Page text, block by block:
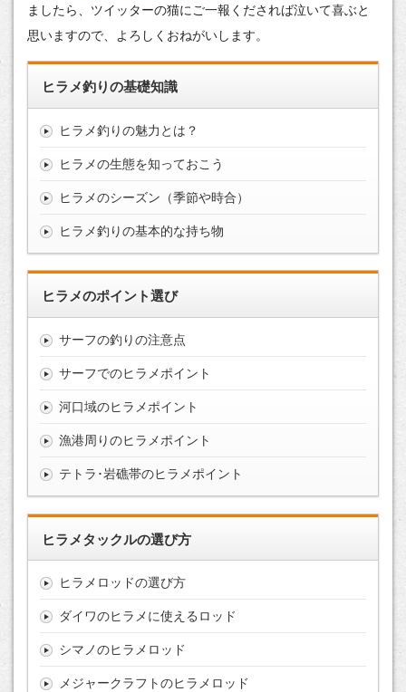
ましたら、ツイッターの猫にご一報くだされば泣いて喜ぶと
思いますので、よろしくおねがいします。
ヒラメ釣りの基礎知識
ヒラメ釣りの魅力とは？
ヒラメの生態を知っておこう
ヒラメのシーズン（季節や時合）
ヒラメ釣りの基本的な持ち物
ヒラメのポイント選び
サーフの釣りの注意点
サーフでのヒラメポイント
河口域のヒラメポイント
漁港周りのヒラメポイント
テトラ･岩礁帯のヒラメポイント
ヒラメタックルの選び方
ヒラメロッドの選び方
ダイワのヒラメに使えるロッド
シマノのヒラメロッド
メジャークラフトのヒラメロッド